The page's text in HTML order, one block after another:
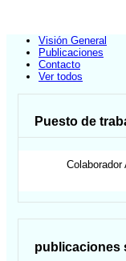
Visión General
Publicaciones
Contacto
Ver todos
Puesto de
publicaciones